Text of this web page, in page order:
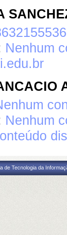
Nenhum
Nenhum
de Tecnologia da